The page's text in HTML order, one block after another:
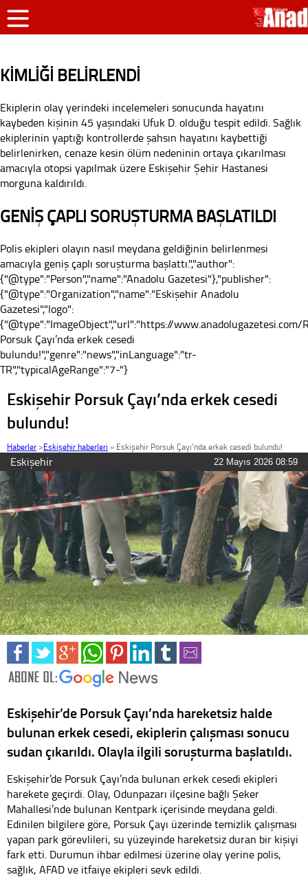
KİMLİĞİ BELİRLENDİ
Ekiplerin olay yerindeki incelemeleri sonucunda hayatını
kaybeden kişinin 45 yaşındaki Ufuk D. olduğu tespit edildi. Sağlık
ekiplerinin yaptığı kontrollerde şahsın hayatını kaybettiği
belirlenirken, cenaze kesin ölüm nedeninin ortaya çıkarılması
amacıyla otopsi yapılmak üzere Eskişehir Şehir Hastanesi
morguna kaldırıldı.
GENİŞ ÇAPLI SORUŞTURMA BAŞLATILDI
Polis ekipleri olayın nasıl meydana geldiğinin belirlenmesi
amacıyla geniş çaplı soruşturma başlattı.","author":
{"@type":"Person","name":"Anadolu Gazetesi"},"publisher":
{"@type":"Organization","name":"Eskişehir Anadolu
Gazetesi","logo":
{"@type":"ImageObject","url":"https://
Porsuk Çayı’nda erkek cesedi
bulundu!","genre":"news","inLanguage":"tr-
TR","typicalAgeRange":"7-"}
Eskişehir Porsuk Çayı’nda erkek cesedi
bulundu!
Haberler >Eskişehir haberleri » Eskişehir Porsuk Çayı’nda erkek cesedi bulundu!
Eskişehir 22 Mayıs 2026 08:59
Eskişehir’de Porsuk Çayı’nda hareketsiz halde
bulunan erkek cesedi, ekiplerin çalışması sonucu
sudan çıkarıldı. Olayla ilgili soruşturma başlatıldı.
Eskişehir’de Porsuk Çayı’nda bulunan erkek cesedi ekipleri
harekete geçirdi. Olay, Odunpazarı ilçesine bağlı Şeker
Mahallesi’nde bulunan Kentpark içerisinde meydana geldi.
Edinilen bilgilere göre, Porsuk Çayı üzerinde temizlik çalışması
yapan park görevlileri, su yüzeyinde hareketsiz duran bir kişiyi
fark etti. Durumun ihbar edilmesi üzerine olay yerine polis,
sağlık, AFAD ve itfaiye ekipleri sevk edildi.